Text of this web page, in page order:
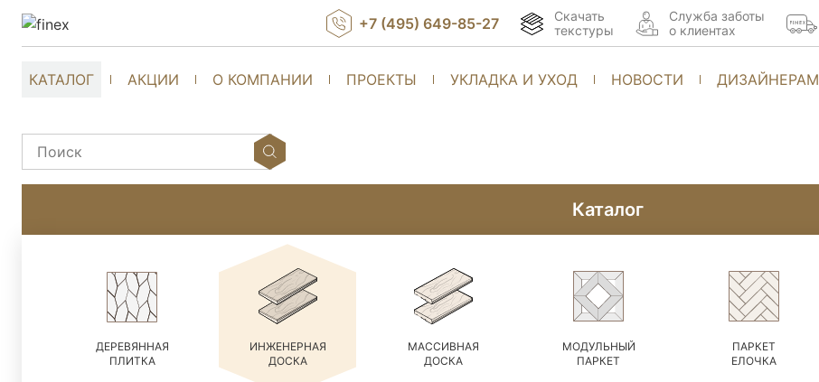
КАТАЛОГ АКЦИИ О КОМПАНИИ ПРОЕКТЫ УКЛАДКА И УХОД НОВОСТИ ДИЗАЙНЕРАМ
+7 (495) 649-85-27
Скачать
текстуры
Cлужба заботы
о клиентах
Каталог
ДЕРЕВЯННАЯ
ПЛИТКА
ИНЖЕНЕРНАЯ
ДОСКА
МАССИВНАЯ
ДОСКА
МОДУЛЬНЫЙ
ПАРКЕТ
ПАРКЕТ
ЕЛОЧКА